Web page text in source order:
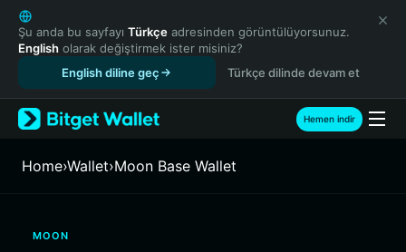
English
日本語
Tiếng Việt
Español (Latinoamérica)
Türkçe
Français
繁體中文
Şu anda bu sayfayı Türkçe adresinden görüntülüyorsunuz.
English olarak değiştirmek ister misiniz?
English diline geç
Türkçe dilinde devam et
Hemen indir
Home›Wallet›Moon Base Wallet
MOON